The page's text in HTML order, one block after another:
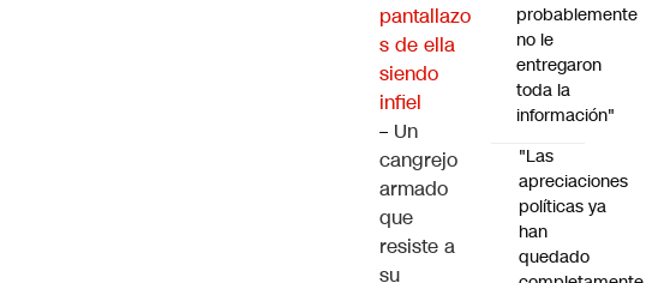
pantallazo
s de ella
siendo
infiel
– Un
cangrejo
armado
que
resiste a
su
probablemente
no le
entregaron
toda la
información"
"Las
apreciaciones
políticas ya
han
quedado